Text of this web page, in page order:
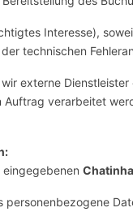
Interesse),
technischen
externe
Auftrag verarbeitet